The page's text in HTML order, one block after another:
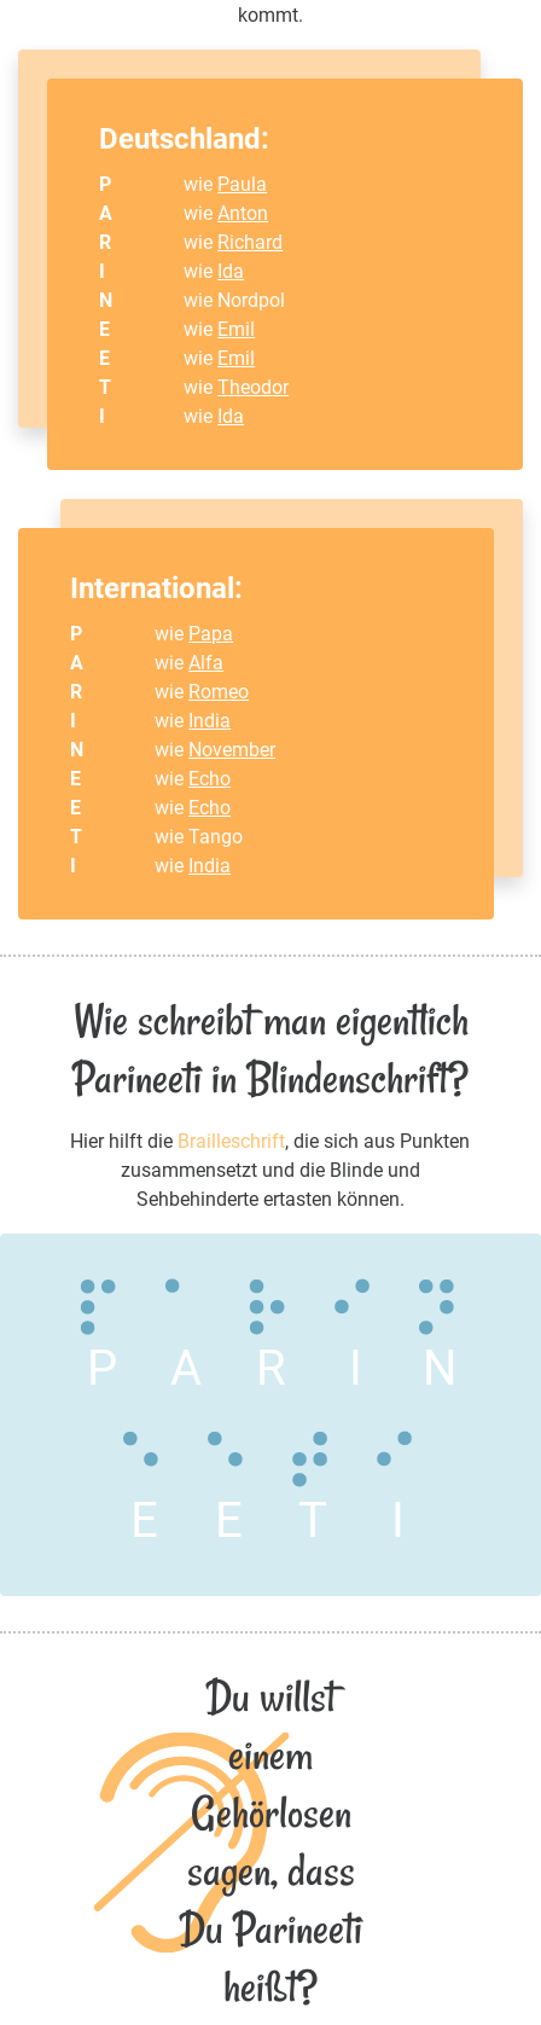
kommt.
Deutschland:
P wie Paula
A
wieAnton
R
wie Richard
wie Ida
N
wie Nordpol
E
wie Emil
E
wie Emil
T
wieTheodor
wie Ida
International:
P wie Papa
A
wieAlfa
R
wie Romeo
wie India
N
wie November
E
wie Echo
E
wie Echo
T
wie Tango
wie India
Wie schreibt man eigentlich
Parineeti in Blindenschrift?
Hier hilft die Brailleschrift, die sich aus Punkten
zusammensetzt und die Blinde und
Sehbehinderte ertasten können.
P A R I N
E E T I
Du willst
einem
Gehörlosen
sagen, dass
Du Parineeti
heißt?